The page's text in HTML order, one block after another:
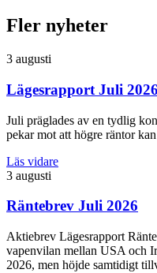
Fler nyheter
3 augusti
Lägesrapport Juli 2026
Juli präglades av en tydlig
pekar mot att högre räntor
Läs vidare
3 augusti
Räntebrev Juli 2026
Aktiebrev Lägesrapport
vapenvilan mellan USA och
2026, men höjde samtidigt